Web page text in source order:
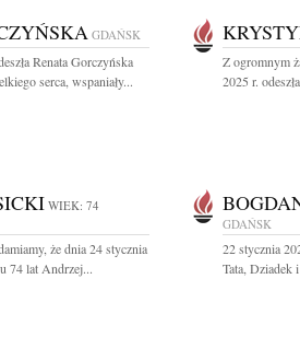
GDAŃSK
Renata Gorczyńska
serca, wspaniały...
Z ogromnym
2025 r.
WIEK: 74
że dnia 24 stycznia
74 lat Andrzej...
GDAŃSK
22 stycznia
Tata, Dziadek